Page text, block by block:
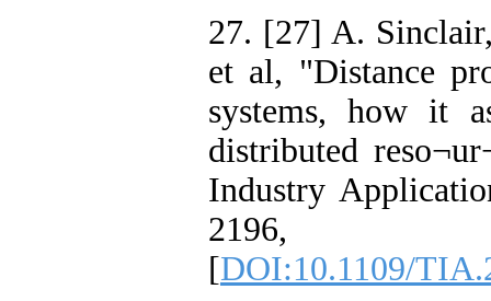
27. [27] A.
et al, "Distance
systems, how it
distributed
Industry
[DOI:10.1109/